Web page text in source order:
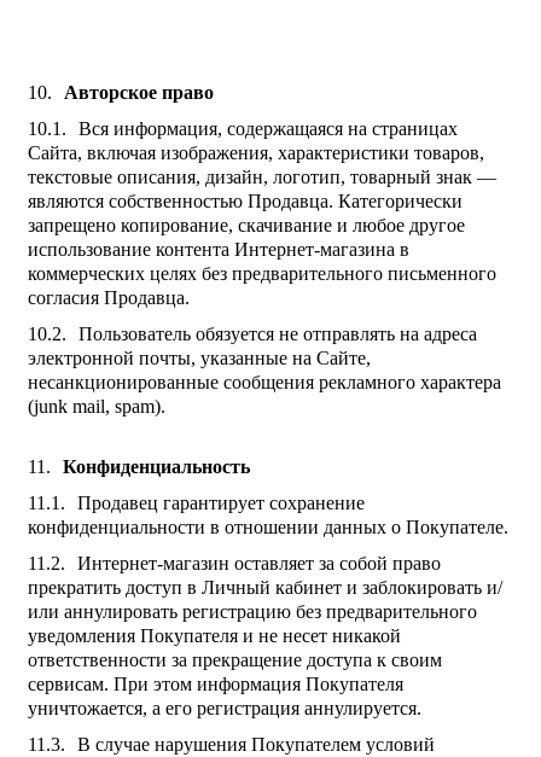
Авторское право
Вся информация, содержащаяся на страницах
Сайта, включая изображения, характеристики товаров,
текстовые описания, дизайн, логотип, товарный знак —
являются собственностью Продавца. Категорически
запрещено копирование, скачивание и любое другое
использование контента Интернет-магазина в
коммерческих целях без предварительного письменного
согласия Продавца.
Пользователь обязуется не отправлять на адреса
электронной почты, указанные на Сайте,
несанкционированные сообщения рекламного характера
(junk mail, spam).
Конфиденциальность
Продавец гарантирует сохранение
конфиденциальности в отношении данных о Покупателе.
Интернет-магазин оставляет за собой право
прекратить доступ в Личный кабинет и заблокировать и/
или аннулировать регистрацию без предварительного
уведомления Покупателя и не несет никакой
ответственности за прекращение доступа к своим
сервисам. При этом информация Покупателя
уничтожается, а его регистрация аннулируется.
В случае нарушения Покупателем условий